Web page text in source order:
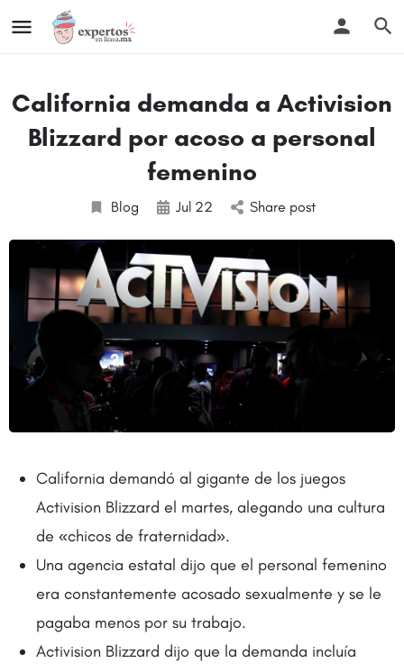
California demanda a Activision
Blizzard por acoso a personal
femenino
Blog Jul 22 Share post
California demandó al gigante de los juegos
Activision Blizzard el martes, alegando una cultura
de «chicos de fraternidad».
Una agencia estatal dijo que el personal femenino
era constantemente acosado sexualmente y se le
pagaba menos por su trabajo.
Activision Blizzard dijo que la demanda incluía